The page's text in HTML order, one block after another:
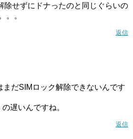
除せずにドナったのと同じぐらいの
。。
返信
まだSIMロック解除できないんです
遅いんですね。
返信